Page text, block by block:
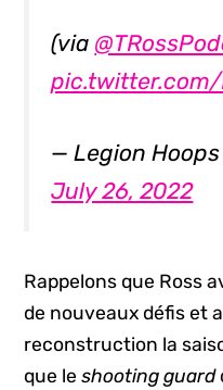
(via
pic.twitter.com/
— Legion
July 26, 2022
Rappelons que Ross
de nouveaux défis et
reconstruction la
que leshooting guard